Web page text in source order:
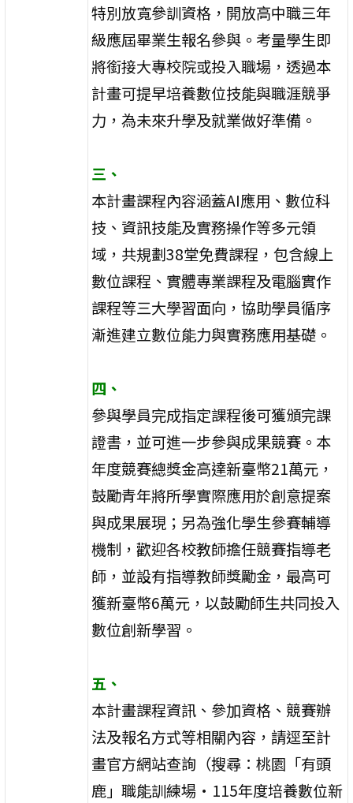
特別放寬參訓資格，開放高中職三年
級應屆畢業生報名參與。考量學生即
將銜接大專校院或投入職場，透過本
計畫可提早培養數位技能與職涯競爭
力，為未來升學及就業做好準備。
三、
本計畫課程內容涵蓋AI應用、數位科
技、資訊技能及實務操作等多元領
域，共規劃38堂免費課程，包含線上
數位課程、實體專業課程及電腦實作
課程等三大學習面向，協助學員循序
漸進建立數位能力與實務應用基礎。
四、
參與學員完成指定課程後可獲頒完課
證書，並可進一步參與成果競賽。本
年度競賽總獎金高達新臺幣21萬元，
鼓勵青年將所學實際應用於創意提案
與成果展現；另為強化學生參賽輔導
機制，歡迎各校教師擔任競賽指導老
師，並設有指導教師獎勵金，最高可
獲新臺幣6萬元，以鼓勵師生共同投入
數位創新學習。
五、
本計畫課程資訊、參加資格、競賽辦
法及報名方式等相關內容，請逕至計
畫官方網站查詢（搜尋：桃園「有頭
鹿」職能訓練場 ·115年度培養數位新